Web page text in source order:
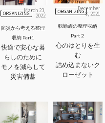
ORGANIZINGMarch 23,
2022
防災から考える整理
収納 Part1
快適で安心な暮
らしのために
モノを減らして
災害備蓄
ORGANIZINGDecember
8, 2021
転勤族の整理収納
Part２
心のゆとりを生
む
詰め込まないク
ローゼット